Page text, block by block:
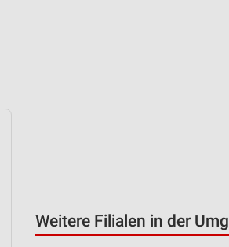
Weitere Filialen in der